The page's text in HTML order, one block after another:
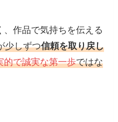
作品で気持ちを伝える
少しずつ信頼を取り戻し
的で誠実な第一歩ではな